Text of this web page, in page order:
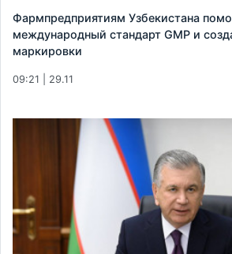
Фармпредприятиям Узбекистана
международный стандарт GMP и
маркировки
09:21 | 29.11